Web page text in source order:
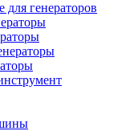
генераторов